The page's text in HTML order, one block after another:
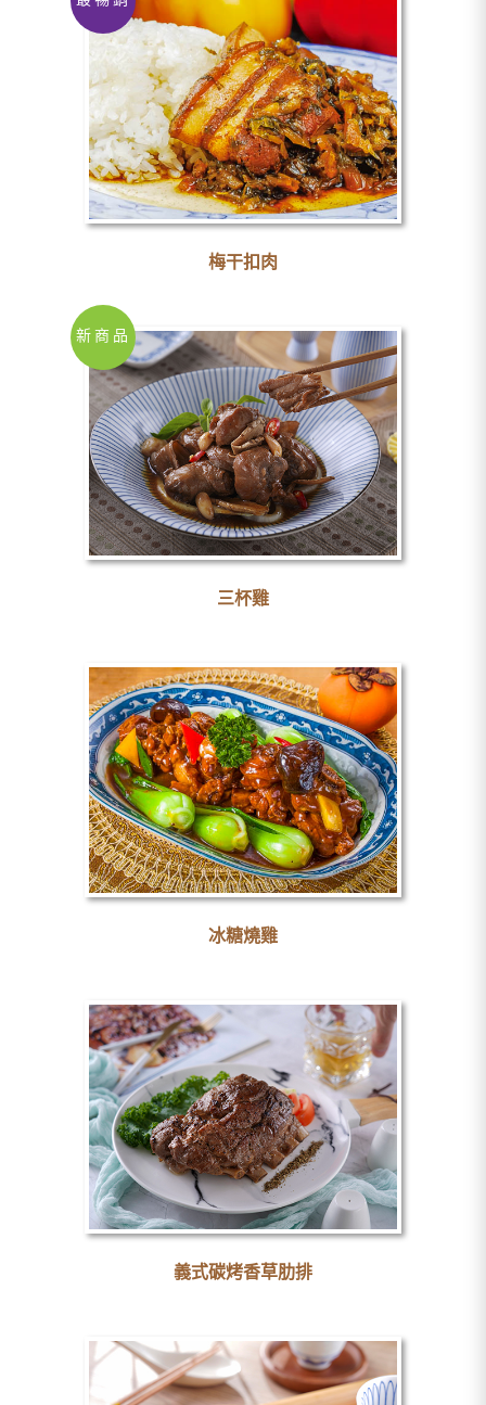
梅干扣肉
新商品
三杯雞
冰糖燒雞
義式碳烤香草肋排